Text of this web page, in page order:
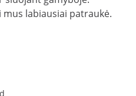
labiausiai patraukė.